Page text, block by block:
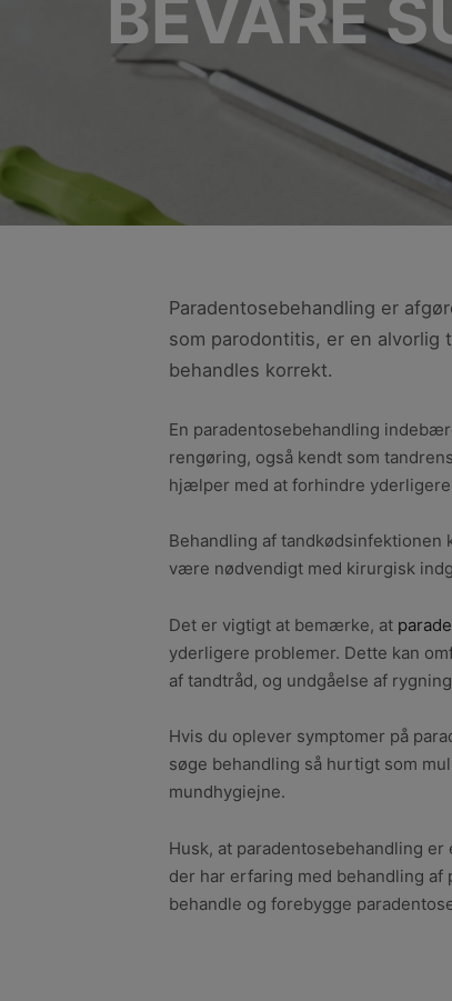
BEVARE
Paradentosebehandling er
som parodontitis, er en
behandles korrekt.
En paradentosebehandling
rengøring, også kendt som
hjælper med at forhindre
Behandling af
være nødvendigt med kirurgisk
Det er vigtigt at bemærke, at
yderligere problemer. Dette kan
af tandtråd, og undgåelse af
Hvis du oplever symptomer på
søge behandling så hurtigt som
mundhygiejne.
Husk, at paradentosebehandling
der har erfaring med behandling
behandle og forebygge